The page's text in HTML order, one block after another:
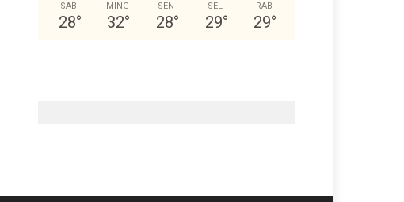
SAB
28°
MING
32°
SEN
28°
SEL
29°
RAB
29°